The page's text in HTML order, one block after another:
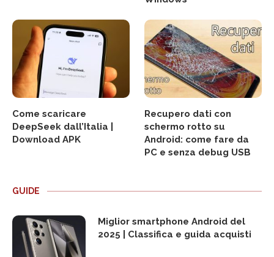
Come scaricare
DeepSeek dall’Italia |
Download APK
Recupero dati con
schermo rotto su
Android: come fare da
PC e senza debug USB
GUIDE
Miglior smartphone Android del
2025 | Classifica e guida acquisti